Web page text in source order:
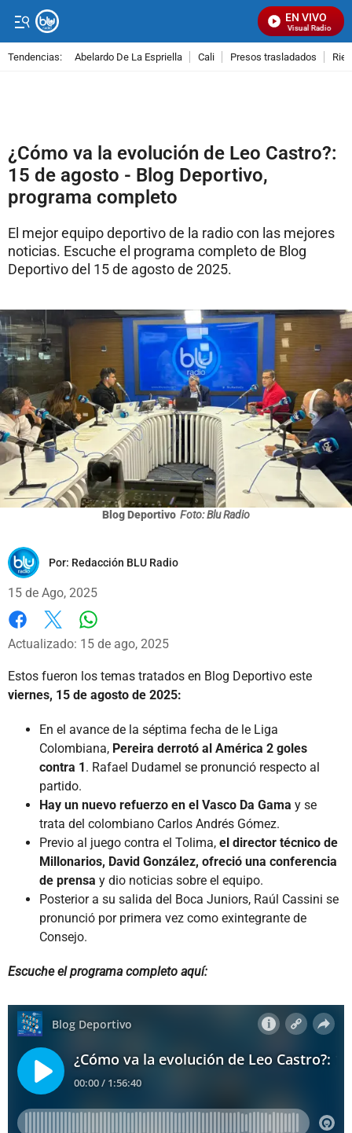
EN VIVO
Señal Visual Radio
Tendencias: Abelardo De La Espriella Cali Presos trasladados
¿Cómo va la evolución de Leo Castro?:
15 de agosto - Blog Deportivo,
programa completo
El mejor equipo deportivo de la radio con las mejores
noticias. Escuche el programa completo de Blog
Deportivo del 15 de agosto de 2025.
Blog Deportivo Foto: Blu Radio
Por: Redacción BLU Radio
15 de Ago, 2025
Facebook
X
Actualizado: 15 de ago, 2025
Estos fueron los temas tratados en Blog Deportivo este
viernes, 15 de agosto de 2025:
En el avance de la séptima fecha de le Liga
Colombiana, Pereira derrotó al América 2 goles
contra 1. Rafael Dudamel se pronunció respecto al
partido.
Hay un nuevo refuerzo en el Vasco Da Gama y se
trata del colombiano Carlos Andrés Gómez.
Previo al juego contra el Tolima, el director técnico de
Millonarios, David González, ofreció una conferencia
de prensa y dio noticias sobre el equipo.
Posterior a su salida del Boca Juniors, Raúl Cassini se
pronunció por primera vez como exintegrante de
Consejo.
Escuche el programa completo aquí: